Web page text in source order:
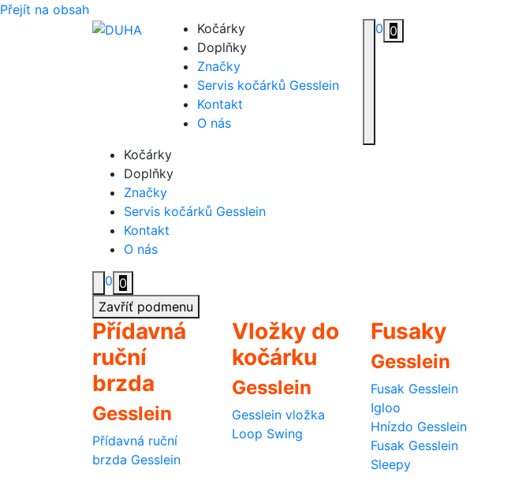
Přejít na obsah
Kočárky
Doplňky
Značky
Servis kočárků Gesslein
Kontakt
O nás
0 0
Kočárky
Doplňky
Značky
Servis kočárků Gesslein
Kontakt
O nás
0 0
Zavříť podmenu
Přídavná
ruční
brzda
Gesslein
Přídavná ruční
brzda Gesslein
Vložky do
kočárku
Gesslein
Gesslein vložka
Loop Swing
Fusaky
Gesslein
Fusak Gesslein
Igloo
Hnízdo Gesslein
Fusak Gesslein
Sleepy